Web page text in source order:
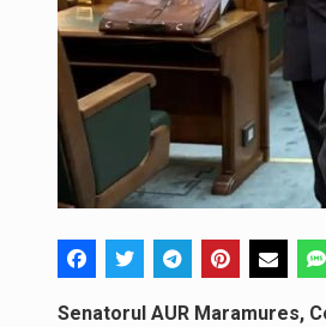
Senatorul AUR Maramures,